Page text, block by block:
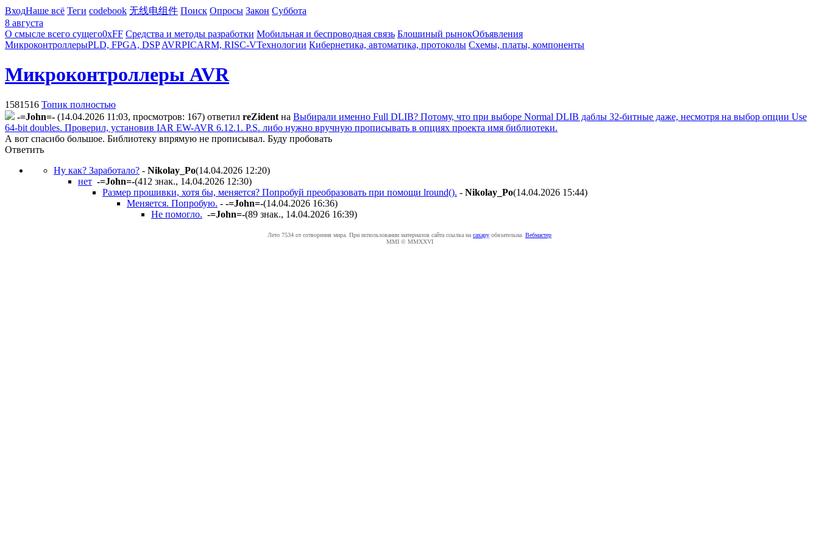
ВходНаше всё Теги codebook 无线电组件 Поиск Опросы Закон Суббота
8 августа
О смысле всего сущего0xFF Средства и методы разработки Мобильная и беспроводная связь Блошиный рынокОбъявления
МикроконтроллерыPLD, FPGA, DSP AVRPICARM, RISC-VТехнологии Кибернетика, автоматика, протоколы Схемы, платы, компоненты
Микроконтроллеры AVR
1581516 Топик полностью
-=John=- (14.04.2026 11:03, просмотров: 167) ответил reZident на Выбирали именно Full DLIB? Потому, что при выборе Normal DLIB даблы 32-битные даже, несмотря на выбор опции Use
64-bit doubles. Проверил, установив IAR EW-AVR 6.12.1. P.S. либо нужно вручную прописывать в опциях проекта имя библиотеки.
А вот спасибо большое. Библиотеку впрямую не прописывал. Буду пробовать
Ответить
Ну как? Заработало? - Nikolay_Po(14.04.2026 12:20)
нет -=John=-(412 знак., 14.04.2026 12:30)
Размер прошивки, хотя бы, меняется? Попробуй преобразовать при помощи lround(). - Nikolay_Po(14.04.2026 15:44)
Меняется. Попробую. - -=John=-(14.04.2026 16:36)
Не помогло. -=John=-(89 знак., 14.04.2026 16:39)
Лето 7534 от сотворения мира. При использовании материалов сайта ссылка на caxapу обязательна. Вебмастер
MMI © MMXXVI